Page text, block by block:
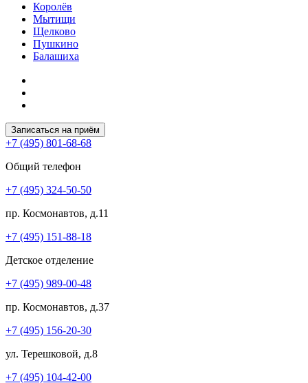
Королёв
Мытищи
Щелково
Пушкино
Балашиха
Записаться на приём
+7 (495) 801-68-68
Общий телефон
+7 (495) 324-50-50
пр. Космонавтов, д.11
+7 (495) 151-88-18
Детское отделение
+7 (495) 989-00-48
пр. Космонавтов, д.37
+7 (495) 156-20-30
ул. Терешковой, д.8
+7 (495) 104-42-00